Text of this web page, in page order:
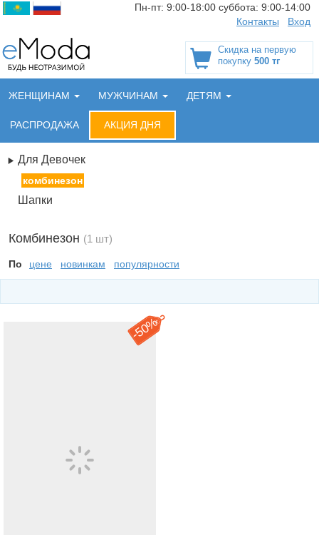
Пн-пт: 9:00-18:00 суббота: 9:00-14:00
Контакты
Вход
Скидка на первую
покупку 500 тг
ЖЕНЩИНАМ МУЖЧИНАМ ДЕТЯМ
РАСПРОДАЖА АКЦИЯ ДНЯ
Для Девочек
комбинезон
Шапки
Комбинезон (1 шт)
По цене новинкам популярности
-
50%